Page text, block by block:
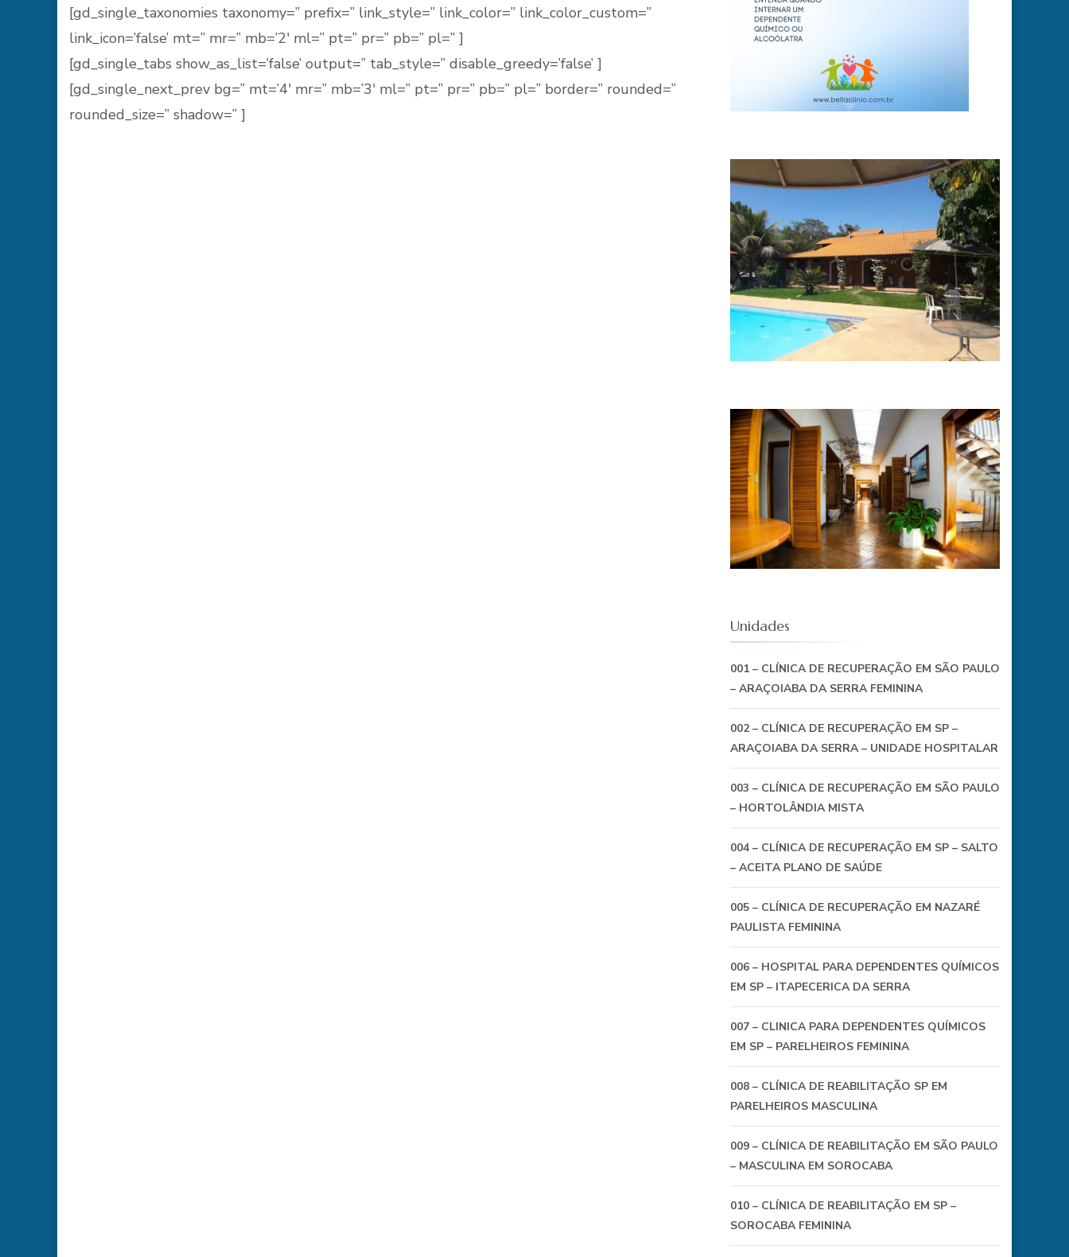
[gd_single_taxonomies taxonomy=” prefix=” link_style=” link_color=” link_color_custom=”
link_icon=’false’ mt=” mr=” mb=’2′ ml=” pt=” pr=” pb=” pl=” ]
[gd_single_tabs show_as_list=’false’ output=” tab_style=” disable_greedy=’false’ ]
[gd_single_next_prev bg=” mt=’4′ mr=” mb=’3′ ml=” pt=” pr=” pb=” pl=” border=” rounded=”
rounded_size=” shadow=” ]
Unidades
001 – CLÍNICA DE RECUPERAÇÃO EM SÃO PAULO
– ARAÇOIABA DA SERRA FEMININA
002 – CLÍNICA DE RECUPERAÇÃO EM SP –
ARAÇOIABA DA SERRA – UNIDADE HOSPITALAR
003 – CLÍNICA DE RECUPERAÇÃO EM SÃO PAULO
– HORTOLÂNDIA MISTA
004 – CLÍNICA DE RECUPERAÇÃO EM SP – SALTO
– ACEITA PLANO DE SAÚDE
005 – CLÍNICA DE RECUPERAÇÃO EM NAZARÉ
PAULISTA FEMININA
006 – HOSPITAL PARA DEPENDENTES QUÍMICOS
EM SP – ITAPECERICA DA SERRA
007 – CLINICA PARA DEPENDENTES QUÍMICOS
EM SP – PARELHEIROS FEMININA
008 – CLÍNICA DE REABILITAÇÃO SP EM
PARELHEIROS MASCULINA
009 – CLÍNICA DE REABILITAÇÃO EM SÃO PAULO
– MASCULINA EM SOROCABA
010 – CLÍNICA DE REABILITAÇÃO EM SP –
SOROCABA FEMININA